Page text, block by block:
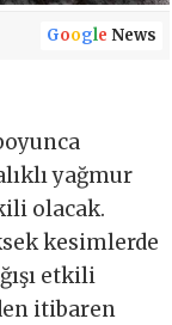
Google News
yağmur
olacak.
kesimlerde
etkili
itibaren